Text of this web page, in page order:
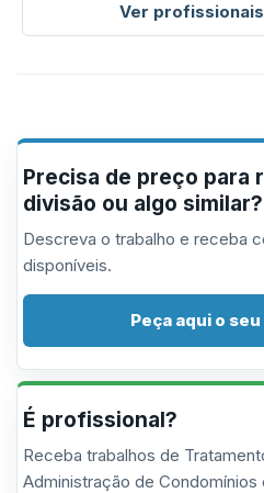
Ver
Precisa de preço para
divisão ou algo similar?
Descreva o trabalho e receba
disponíveis.
Peça aqui o
É profissional?
Receba trabalhos de
Administração de